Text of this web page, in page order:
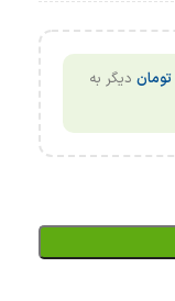
تومان دیگر به